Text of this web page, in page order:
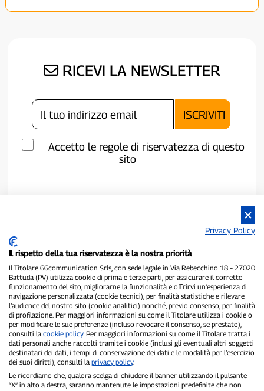
RICEVI LA NEWSLETTER
Accetto le regole di riservatezza di questo
sito
P300.it è una Testata Giornalistica indipendente
Registrazione numero 1/2021 del 1/2/2021 - Tribunale di Pavia
Proprietario ed editore:66communication Srls- P.IVA
02798890188
Direttore Responsabile:Alessandro Secchi- Vicedirettore:Federico
Benedusi
Privacy Policy-Cookie Policy
Privacy Policy
Il rispetto della tua riservatezza è la nostra priorità
Il Titolare 66communication Srls, con sede legale in Via Rebecchino 18 – 27020
Battuda (PV) utilizza cookie di prima e terze parti, per assicurare il corretto
funzionamento del sito, migliorarne la funzionalità e offrirvi un’esperienza di
navigazione personalizzata (cookie tecnici), per finalità statistiche e rilevare
l’audience del nostro sito (cookie analitici) nonché, previo consenso, per finalità
di profilazione. Per maggiori informazioni su come il Titolare utilizza i cookie o
per modificare le sue preferenze (incluso revocare il consenso, se prestato),
consulti la cookie policy. Per maggiori informazioni su come il Titolare tratta i
dati personali anche raccolti tramite i cookie (inclusi gli eventuali altri soggetti
destinatari dei dati, i tempi di conservazione dei dati e le modalità per l’esercizio
dei suoi diritti), consulti la privacy policy.
Le ricordiamo che, qualora scelga di chiudere il banner utilizzando il pulsante
“X” in alto a destra, saranno mantenute le impostazioni predefinite che non